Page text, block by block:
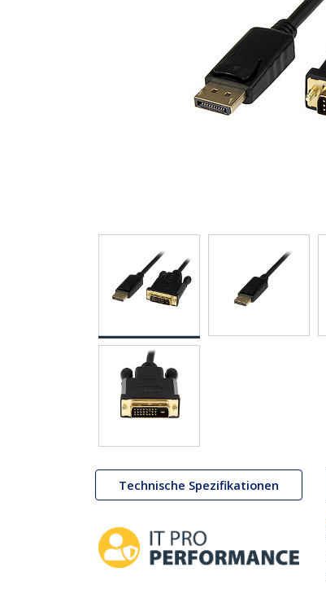
Technische Spezifikationen